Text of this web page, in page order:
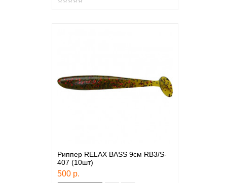
Риппер RELAX BASS 9см RB3/S-
407 (10шт)
500 р.